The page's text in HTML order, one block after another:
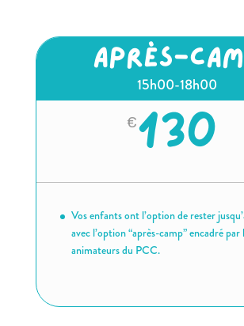
APRÈS-
15h00-18h00
€130
Vos enfants ont l’option de rester
avec l’option “après-camp” encadré par
animateurs du PCC.